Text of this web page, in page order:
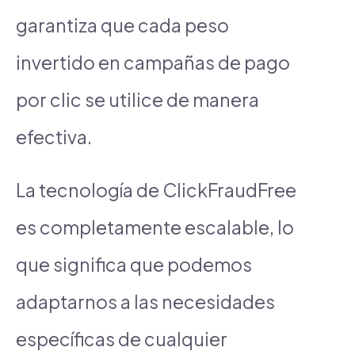
garantiza que cada peso
invertido en campañas de pago
por clic se utilice de manera
efectiva.
La tecnología de ClickFraudFree
es completamente escalable, lo
que significa que podemos
adaptarnos a las necesidades
específicas de cualquier